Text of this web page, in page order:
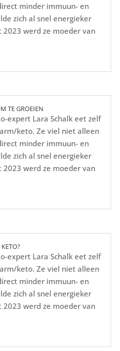
minder immuun- en
zich al snel energieker
werd ze moeder van
TE GROEIEN
expert Lara Schalk eet zelf
keto. Ze viel niet alleen
minder immuun- en
zich al snel energieker
werd ze moeder van
expert Lara Schalk eet zelf
keto. Ze viel niet alleen
minder immuun- en
zich al snel energieker
werd ze moeder van